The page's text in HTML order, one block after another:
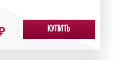
Купить